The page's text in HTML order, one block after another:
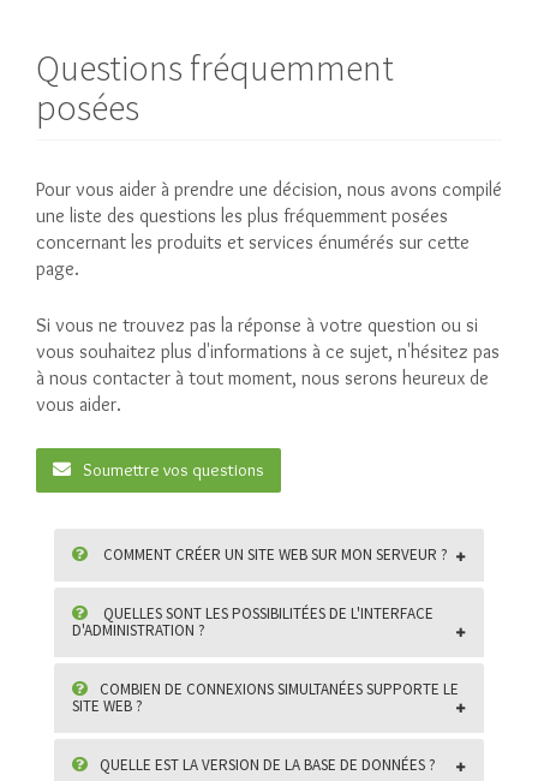
Questions fréquemment
posées
Pour vous aider à prendre une décision, nous avons compilé
une liste des questions les plus fréquemment posées
concernant les produits et services énumérés sur cette
page.
Si vous ne trouvez pas la réponse à votre question ou si
vous souhaitez plus d'informations à ce sujet, n'hésitez pas
à nous contacter à tout moment, nous serons heureux de
vous aider.
Soumettre vos questions
COMMENT CRÉER UN SITE WEB SUR MON SERVEUR ?
QUELLES SONT LES POSSIBILITÉES DE L'INTERFACE
D'ADMINISTRATION ?
COMBIEN DE CONNEXIONS SIMULTANÉES SUPPORTE LE
SITE WEB ?
QUELLE EST LA VERSION DE LA BASE DE DONNÉES ?